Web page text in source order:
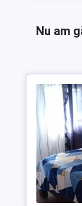
Nu am